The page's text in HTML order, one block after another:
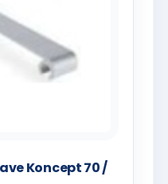
Koncept 70 /